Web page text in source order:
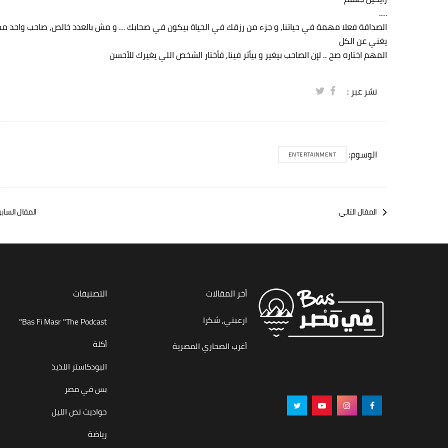
….
الصداقة فعلا مهمة في حياتنا, و جزء من رزقك في الحياة بيكون في صحابك … و مش بالعدد خالص, صاحب واحد
يغني عن الكل
المهم اختاره صح .. لإن الصاحب بيغير و بيأثر فينا, فأختار الشخص اللي يغيرك للأحسن
نشر عبر :
الوسوم: ENTERTAINMENT
المقال المقال التالي
أخر المقالات
ارعبني, شكرا
أغرب الصحاري المصرية
التصنيفات
Bas Fi Masr "The Podcast"
أكلة
البودكاستر اللذيذ
بس في مصر
حواديت نص الليل
رياضة